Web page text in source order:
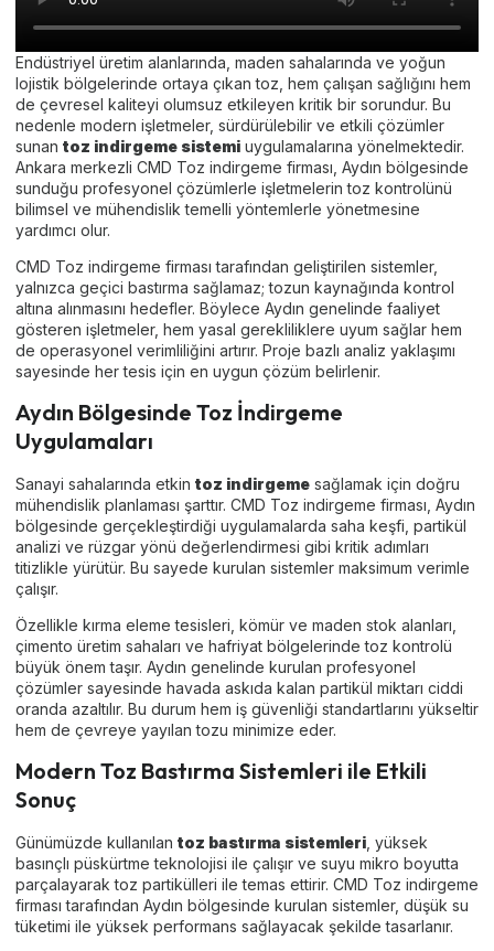
Endüstriyel üretim alanlarında, maden sahalarında ve yoğun
lojistik bölgelerinde ortaya çıkan toz, hem çalışan sağlığını hem
de çevresel kaliteyi olumsuz etkileyen kritik bir sorundur. Bu
nedenle modern işletmeler, sürdürülebilir ve etkili çözümler
sunan toz indirgeme sistemi uygulamalarına yönelmektedir.
Ankara merkezli CMD Toz indirgeme firması, Aydın bölgesinde
sunduğu profesyonel çözümlerle işletmelerin toz kontrolünü
bilimsel ve mühendislik temelli yöntemlerle yönetmesine
yardımcı olur.
CMD Toz indirgeme firması tarafından geliştirilen sistemler,
yalnızca geçici bastırma sağlamaz; tozun kaynağında kontrol
altına alınmasını hedefler. Böylece Aydın genelinde faaliyet
gösteren işletmeler, hem yasal gerekliliklere uyum sağlar hem
de operasyonel verimliliğini artırır. Proje bazlı analiz yaklaşımı
sayesinde her tesis için en uygun çözüm belirlenir.
Aydın Bölgesinde Toz İndirgeme
Uygulamaları
Sanayi sahalarında etkin toz indirgeme sağlamak için doğru
mühendislik planlaması şarttır. CMD Toz indirgeme firması, Aydın
bölgesinde gerçekleştirdiği uygulamalarda saha keşfi, partikül
analizi ve rüzgar yönü değerlendirmesi gibi kritik adımları
titizlikle yürütür. Bu sayede kurulan sistemler maksimum verimle
çalışır.
Özellikle kırma eleme tesisleri, kömür ve maden stok alanları,
çimento üretim sahaları ve hafriyat bölgelerinde toz kontrolü
büyük önem taşır. Aydın genelinde kurulan profesyonel
çözümler sayesinde havada askıda kalan partikül miktarı ciddi
oranda azaltılır. Bu durum hem iş güvenliği standartlarını yükseltir
hem de çevreye yayılan tozu minimize eder.
Modern Toz Bastırma Sistemleri ile Etkili
Sonuç
Günümüzde kullanılan toz bastırma sistemleri , yüksek
basınçlı püskürtme teknolojisi ile çalışır ve suyu mikro boyutta
parçalayarak toz partikülleri ile temas ettirir. CMD Toz indirgeme
firması tarafından Aydın bölgesinde kurulan sistemler, düşük su
tüketimi ile yüksek performans sağlayacak şekilde tasarlanır.